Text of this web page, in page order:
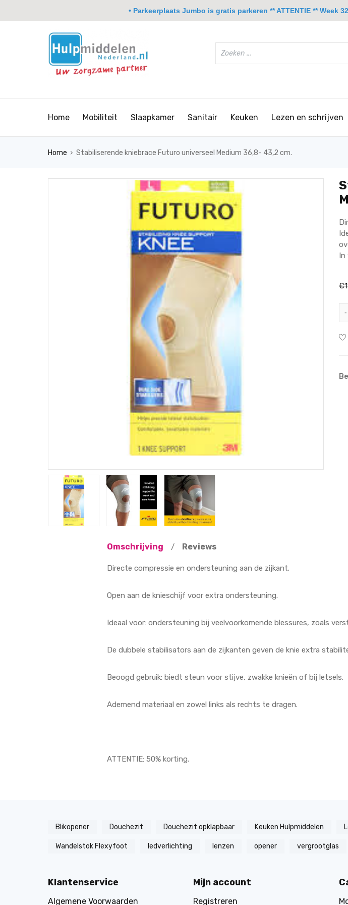
Home Mobiliteit Slaapkamer Sanitair Keuken Lezen en schrijven
Home › Stabiliserende kniebrace Futuro universeel Medium 36,8- 43,2 cm.
In
-
Omschrijving / Reviews
Directe compressie en ondersteuning aan de zijkant.
Open aan de knieschijf voor extra ondersteuning.
Ideaal voor: ondersteuning bij veelvoorkomende blessures, zoals
De dubbele stabilisators aan de zijkanten geven de knie extra
Beoogd gebruik: biedt steun voor stijve, zwakke knieën of bij letsels.
Ademend materiaal en zowel links als rechts te dragen.
ATTENTIE: 50% korting.
Blikopener Douchezit Douchezit opklapbaar Keuken Hulpmiddelen
Wandelstok Flexyfoot ledverlichting lenzen opener vergrootglas
Klantenservice
Algemene Voorwaarden
Mijn account
Registreren
• Parkeerplaats Jumbo is gratis parkeren ** ATTENTIE ** Week